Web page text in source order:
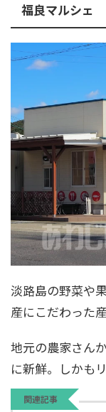
福良マルシェ
淡路島の野菜や
産にこだわった
地元の農家さん
に新鮮。しかも
関連記事